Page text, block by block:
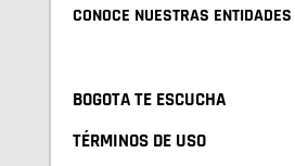
CONOCE NUESTRAS ENTIDADES
BOGOTA TE ESCUCHA
TÉRMINOS DE USO